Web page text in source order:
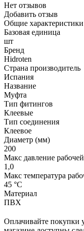
Нет отзывов
Добавить отзыв
Общие характеристики
Базовая единица
шт
Бренд
Hidroten
Страна производитель
Испания
Название
Муфта
Тип фитингов
Клеевые
Тип соединения
Клеевое
Диаметр (мм)
200
Макс давление
1,0
Макс температура
45 °С
Материал
ПВХ
Оплачивайте покупки